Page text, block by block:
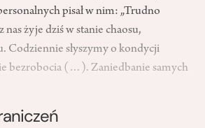
pisał w nim: „Trudno
nas żyje dziś w stanie chaosu,
Codziennie słyszymy o kondycji
bezrobocia (…). Zaniedbanie samych